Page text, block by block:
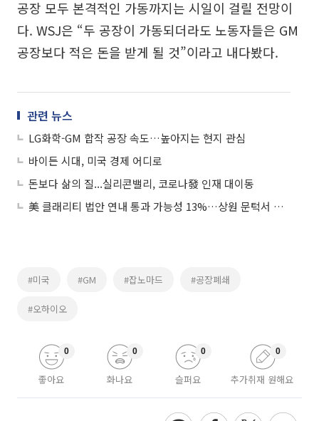
공장 모두 본격적인 가동까지는 시일이 걸릴 전망이
다. WSJ은 “두 공장이 가동되더라도 노동자들은 GM
공장보다 적은 돈을 받게 될 것”이라고 내다봤다.
관련 뉴스
LG화학-GM 합작 공장 속도…높아지는 현지 관심
바이든 시대, 미국 경제 어디로
돈보다 삶의 질...실리콘밸리, 코로나發 인재 대이동
美 클래리티 법안 연내 통과 가능성 13%…상원 문턱서 제동
#미국 #GM #잡노마드 #공장폐쇄
#오하이오
좋아요
0
화나요
0
슬퍼요
0
추가취재 원해요
0